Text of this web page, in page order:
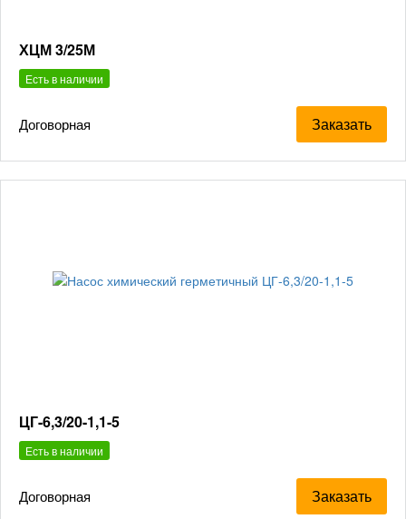
ХЦМ 3/25М
Есть в наличии
Договорная Заказать
ЦГ-6,3/20-1,1-5
Есть в наличии
Договорная Заказать